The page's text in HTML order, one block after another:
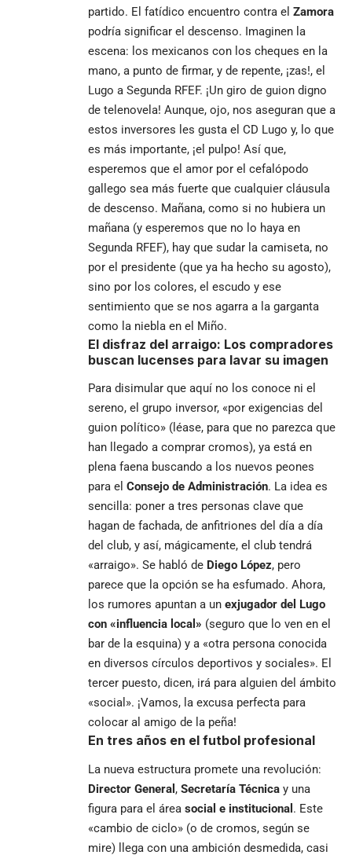
partido. El fatídico encuentro contra el Zamora
podría significar el descenso. Imaginen la
escena: los mexicanos con los cheques en la
mano, a punto de firmar, y de repente, ¡zas!, el
Lugo a Segunda RFEF. ¡Un giro de guion digno
de telenovela! Aunque, ojo, nos aseguran que a
estos inversores les gusta el CD Lugo y, lo que
es más importante, ¡el pulpo! Así que,
esperemos que el amor por el cefalópodo
gallego sea más fuerte que cualquier cláusula
de descenso. Mañana, como si no hubiera un
mañana (y esperemos que no lo haya en
Segunda RFEF), hay que sudar la camiseta, no
por el presidente (que ya ha hecho su agosto),
sino por los colores, el escudo y ese
sentimiento que se nos agarra a la garganta
como la niebla en el Miño.
El disfraz del arraigo: Los compradores
buscan lucenses para lavar su imagen
Para disimular que aquí no los conoce ni el
sereno, el grupo inversor, «por exigencias del
guion político» (léase, para que no parezca que
han llegado a comprar cromos), ya está en
plena faena buscando a los nuevos peones
para el Consejo de Administración. La idea es
sencilla: poner a tres personas clave que
hagan de fachada, de anfitriones del día a día
del club, y así, mágicamente, el club tendrá
«arraigo». Se habló de Diego López, pero
parece que la opción se ha esfumado. Ahora,
los rumores apuntan a un exjugador del Lugo
con «influencia local» (seguro que lo ven en el
bar de la esquina) y a «otra persona conocida
en diversos círculos deportivos y sociales». El
tercer puesto, dicen, irá para alguien del ámbito
«social». ¡Vamos, la excusa perfecta para
colocar al amigo de la peña!
En tres años en el futbol profesional
La nueva estructura promete una revolución:
Director General , Secretaría Técnica y una
figura para el área social e institucional . Este
«cambio de ciclo» (o de cromos, según se
mire) llega con una ambición desmedida, casi